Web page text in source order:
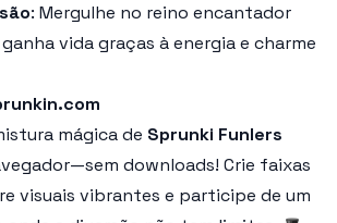
: Mergulhe no reino encantador
vida graças à energia e charme
mágica de Sprunki Funlers
downloads! Crie faixas
visuais vibrantes e participe de um